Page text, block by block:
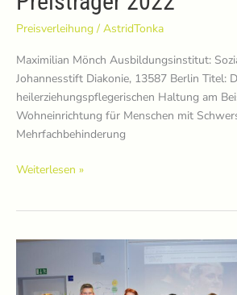
Preisverleihung / AstridTonka
Maximilian Mönch Ausbildungsinstitut:
Johannesstift Diakonie, 13587 Berlin Titel:
heilerziehungspflegerischen Haltung am
Wohneinrichtung für Menschen mit
Mehrfachbehinderung
Preisträger
Weiterlesen »